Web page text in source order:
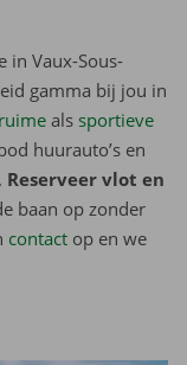
in Vaux-Sous-
gamma bij jou in
ruime als sportieve
huurauto’s en
Reserveer vlot en
baan op zonder
contact op en we